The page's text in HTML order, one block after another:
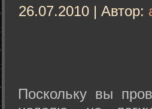
26.07.2010 | Автор:
Поскольку вы